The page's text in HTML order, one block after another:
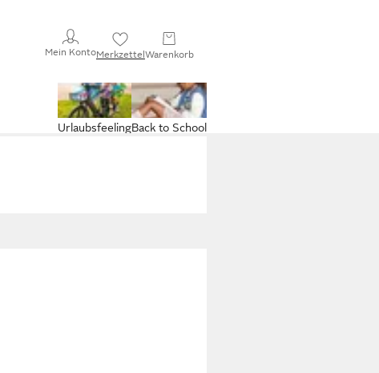
Mein KontoMerkzettelWarenkorb
Back to School
Urlaubsfeeling